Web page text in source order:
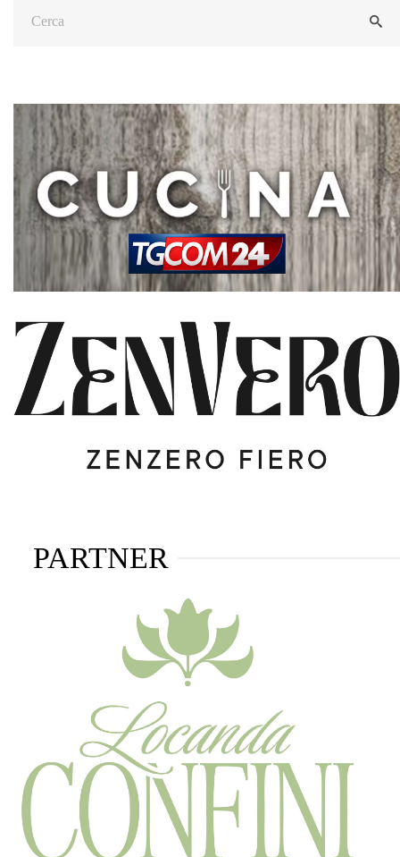
PARTNER